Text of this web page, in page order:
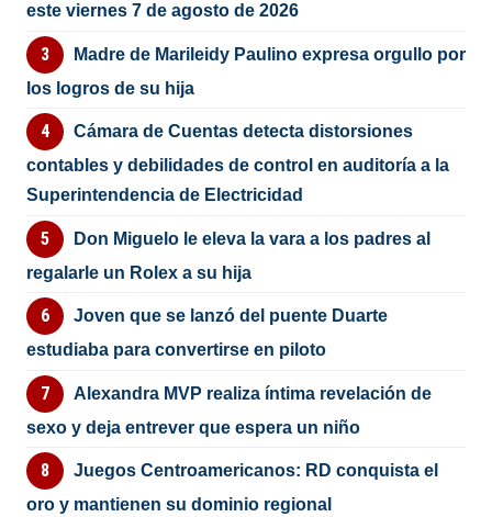
este viernes 7 de agosto de 2026
Madre de Marileidy Paulino expresa orgullo por
los logros de su hija
Cámara de Cuentas detecta distorsiones
contables y debilidades de control en auditoría a la
Superintendencia de Electricidad
Don Miguelo le eleva la vara a los padres al
regalarle un Rolex a su hija
Joven que se lanzó del puente Duarte
estudiaba para convertirse en piloto
Alexandra MVP realiza íntima revelación de
sexo y deja entrever que espera un niño
Juegos Centroamericanos: RD conquista el
oro y mantienen su dominio regional